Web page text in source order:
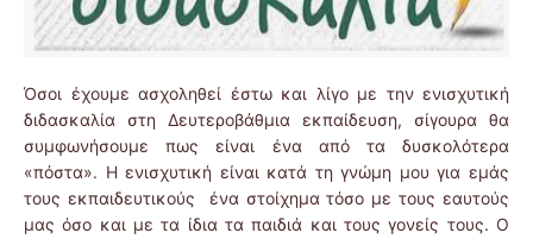
Όσοι έχουμε ασχοληθεί έστω και λίγο με την ενισχυτική
διδασκαλία στη Δευτεροβάθμια εκπαίδευση, σίγουρα θα
συμφωνήσουμε πως είναι ένα από τα δυσκολότερα
«πόστα». Η ενισχυτική είναι κατά τη γνώμη μου για εμάς
τους εκπαιδευτικούς ένα στοίχημα τόσο με τους εαυτούς
μας όσο και με τα ίδια τα παιδιά και τους γονείς τους. Ο